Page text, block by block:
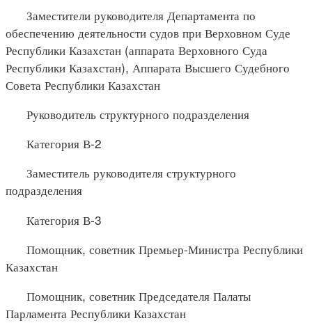
Заместители руководителя Департамента по
обеспечению деятельности судов при Верховном Суде
Республики Казахстан (аппарата Верховного Суда
Республики Казахстан), Аппарата Высшего Судебного
Совета Республики Казахстан
Руководитель структурного подразделения
Категория В-2
Заместитель руководителя структурного
подразделения
Категория В-3
Помощник, советник Премьер-Министра Республики
Казахстан
Помощник, советник Председателя Палаты
Парламента Республики Казахстан